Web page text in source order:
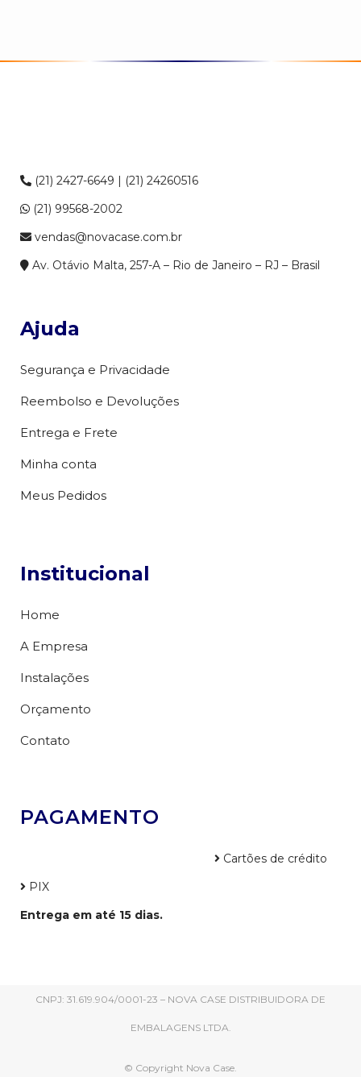
(21) 2427-6649 | (21) 24260516
(21) 99568-2002
vendas@novacase.com.br
Av. Otávio Malta, 257-A – Rio de Janeiro – RJ – Brasil
Ajuda
Segurança e Privacidade
Reembolso e Devoluções
Entrega e Frete
Minha conta
Meus Pedidos
Institucional
Home
A Empresa
Instalações
Orçamento
Contato
PAGAMENTO
Cartões de crédito
PIX
Entrega em até 15 dias.
CNPJ: 31.619.904/0001-23 – NOVA CASE DISTRIBUIDORA DE
EMBALAGENS LTDA.
© Copyright Nova Case.